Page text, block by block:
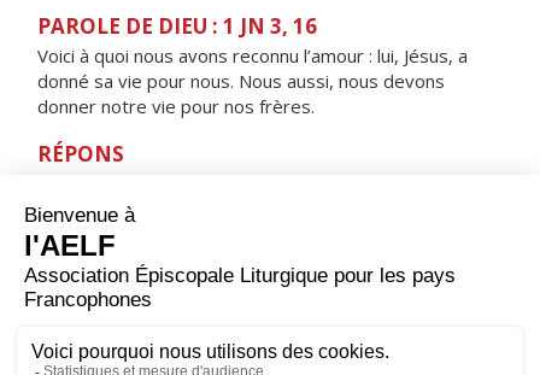
PAROLE DE DIEU : 1 JN 3, 16
Voici à quoi nous avons reconnu l’amour : lui, Jésus, a
donné sa vie pour nous. Nous aussi, nous devons
donner notre vie pour nos frères.
RÉPONS
Éternel est son amour !
ORAISON
Nous te prions, Seigneur Jésus Christ, à l’heure où tu fus
élevé sur la croix pour le rachat du monde et où les
toujours la lumière qui nous guidera jusqu’à la vraie vie.